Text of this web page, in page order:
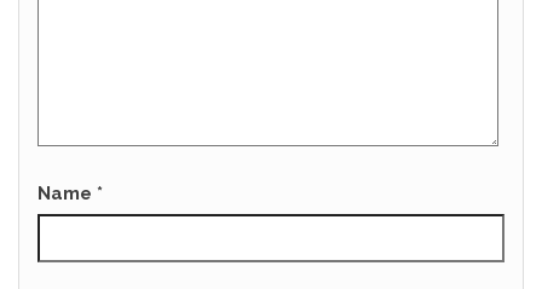
Name *